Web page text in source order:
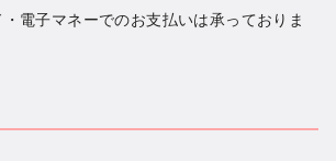
電子マネーでのお支払いは承っておりま